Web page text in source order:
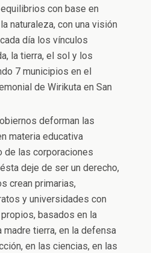
con base en
naturaleza, con una visión
día los vínculos
la tierra, el sol y los
7 municipios en el
de Wirikuta en San
deforman las
materia educativa
de las corporaciones
deje de ser un derecho,
crean primarias,
y universidades con
basados en la
tierra, en la defensa
en las ciencias, en las